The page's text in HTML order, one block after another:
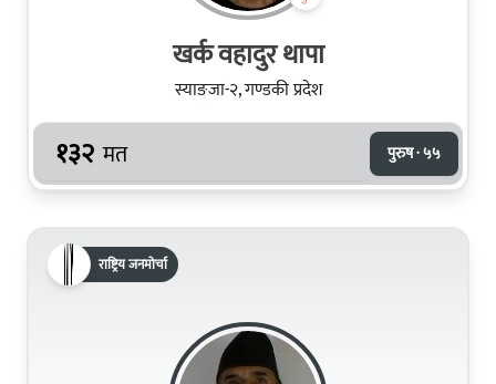
खर्क वहादुर थापा
स्याङजा-२, गण्डकी प्रदेश
१३२ मत पुरुष · ५५
राष्ट्रिय जनमोर्चा